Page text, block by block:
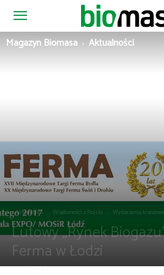
Magazyn
Magazyn Biomasa Aktualności
Aktualności Wiadomości z Polski Wydarzenia branżowe
Lutowy „Rynek
Ferma w Łodzi
Przez Redakcja-